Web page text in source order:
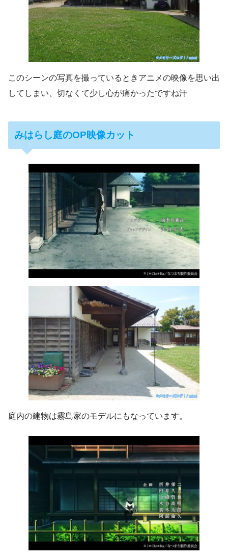
このシーンの写真を撮っているときアニメの映像を思い出
してしまい、切なくて少し心が痛かったですね汗
みはらし庭のOP映像カット
庭内の建物は霧島家のモデルにもなっています。